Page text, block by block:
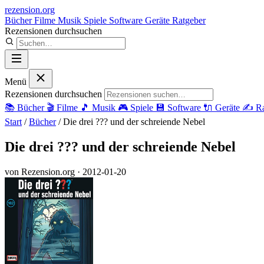
rezension.org
BücherFilme Musik Spiele Software Geräte Ratgeber
Rezensionen durchsuchen
Menü
Rezensionen durchsuchen
📚 Bücher 🎬 Filme 🎵 Musik 🎮 Spiele 💾 Software 🔌 Geräte ✍️
Start / Bücher / Die drei ??? und der schreiende Nebel
Die drei ??? und der schreiende Nebel
von Rezension.org · 2012-01-20